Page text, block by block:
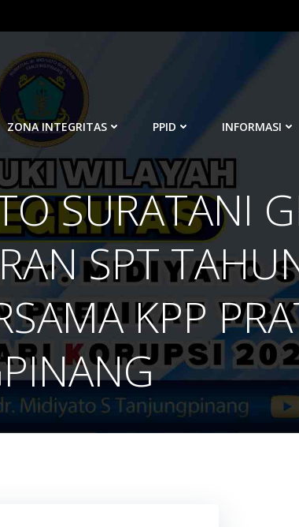
ZONA INTEGRITAS PPID INFORMASI
SURATANI
SPT
KPP